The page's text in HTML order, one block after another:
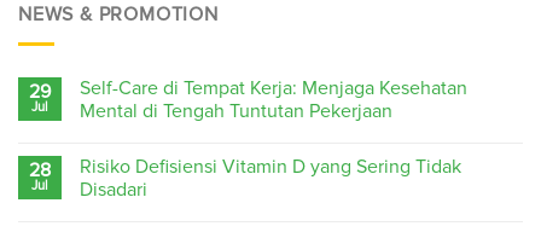
NEWS & PROMOTION
29
Jul
Self-Care di Tempat Kerja: Menjaga Kesehatan
Mental di Tengah Tuntutan Pekerjaan
28
Jul
Risiko Defisiensi Vitamin D yang Sering Tidak
Disadari